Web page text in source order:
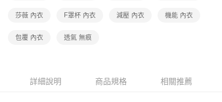
每筆NT$80，滿NT$1,000(含以上)免運費
莎薇 內衣 F罩杯 內衣 減壓 內衣 機能 內衣
包覆 內衣 透氣 無痕
詳細說明 商品規格 相關推薦